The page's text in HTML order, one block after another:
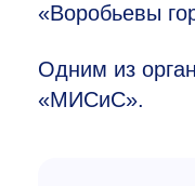
«Воробьевы
Одним из
«МИСиС».